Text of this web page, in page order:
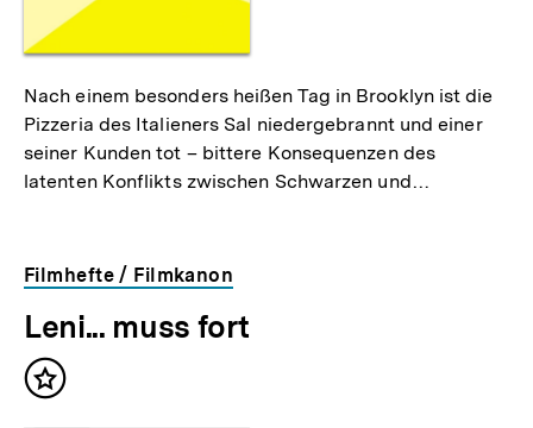
Nach einem besonders heißen Tag in Brooklyn ist die
Pizzeria des Italieners Sal niedergebrannt und einer
seiner Kunden tot – bittere Konsequenzen des
latenten Konflikts zwischen Schwarzen und…
Filmhefte / Filmkanon
Leni... muss fort
Inhalt